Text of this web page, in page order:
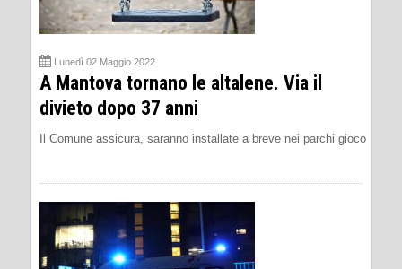
Lunedì 02 Maggio 2022
A Mantova tornano le altalene. Via il
divieto dopo 37 anni
Il Comune assicura, saranno installate a breve nei parchi gioco